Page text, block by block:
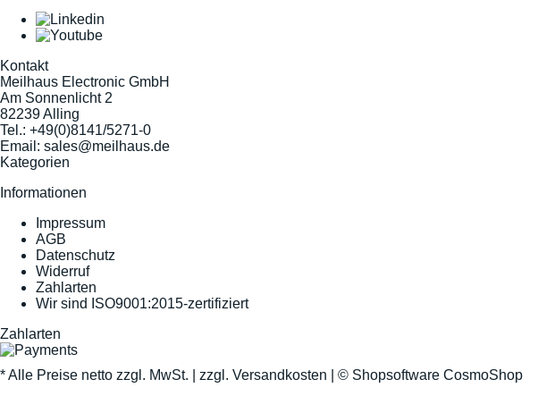
Kontakt
Meilhaus Electronic GmbH
Am Sonnenlicht 2
82239 Alling
Tel.: +49(0)8141/5271-0
Email: sales@meilhaus.de
Kategorien
Informationen
Impressum
AGB
Datenschutz
Widerruf
Zahlarten
Wir sind ISO9001:2015-zertifiziert
Zahlarten
* Alle Preise netto zzgl. MwSt. | zzgl. Versandkosten | © Shopsoftware CosmoShop